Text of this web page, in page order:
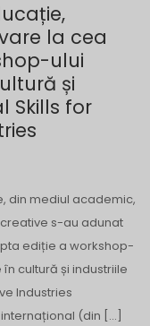
la cea
ului
și
Skills for
din mediul academic,
s-au adunat
ediție a workshop-
cultură și industriile
Industries
(din […]